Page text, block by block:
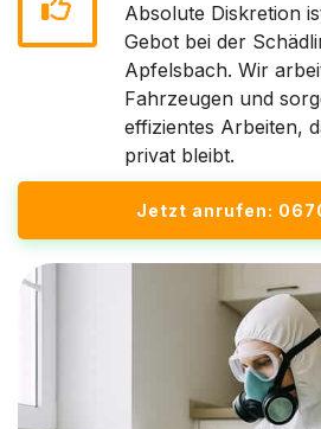
Absolute Diskretion
Gebot bei der
Apfelsbach. Wir
Fahrzeugen und
effizientes Arbeiten,
privat bleibt.
Jetzt anrufen: